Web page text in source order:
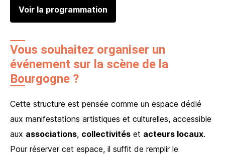
Voir la programmation
Vous souhaitez organiser un
événement sur la scène de la
Bourgogne ?
Cette structure est pensée comme un espace dédié
aux manifestations artistiques et culturelles, accessible
aux associations, collectivités et acteurs locaux.
Pour réserver cet espace, il suffit de remplir le